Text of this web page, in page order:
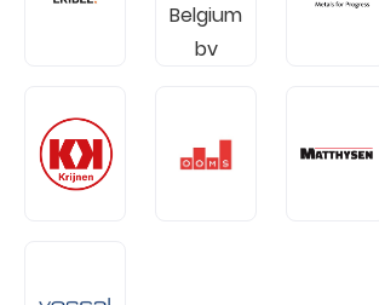
Belgium
bv